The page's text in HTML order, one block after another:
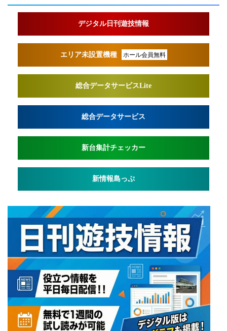
デジタル日刊遊技情報
エリア未設置機種 ホール会員無料
総合データサービスLite
総合データサービス
新台集計チェッカー
新情報島っぷ